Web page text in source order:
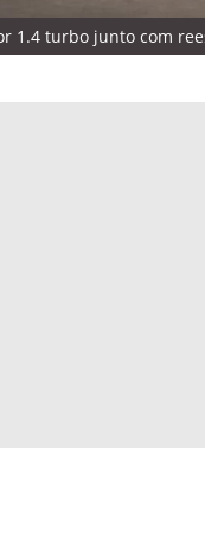
1.4 turbo junto com